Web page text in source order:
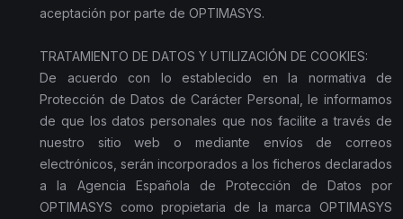
aceptación por parte de OPTIMASYS.
TRATAMIENTO DE DATOS Y UTILIZACIÓN DE COOKIES:
De acuerdo con lo establecido en la normativa de
Protección de Datos de Carácter Personal, le informamos
de que los datos personales que nos facilite a través de
nuestro sitio web o mediante envíos de correos
electrónicos, serán incorporados a los ficheros declarados
a la Agencia Española de Protección de Datos por
OPTIMASYS como propietaria de la marca OPTIMASYS